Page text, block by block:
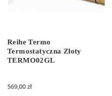
Reihe Termo
Termostatyczna Złoty
TERMO02GL
569,00zł